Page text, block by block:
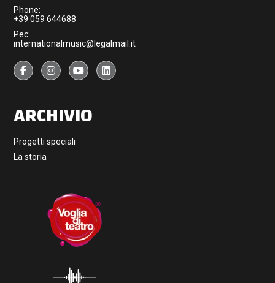
Phone:
+39 059 644688
Pec:
internationalmusic@legalmail.it
ARCHIVIO
Progetti speciali
La storia